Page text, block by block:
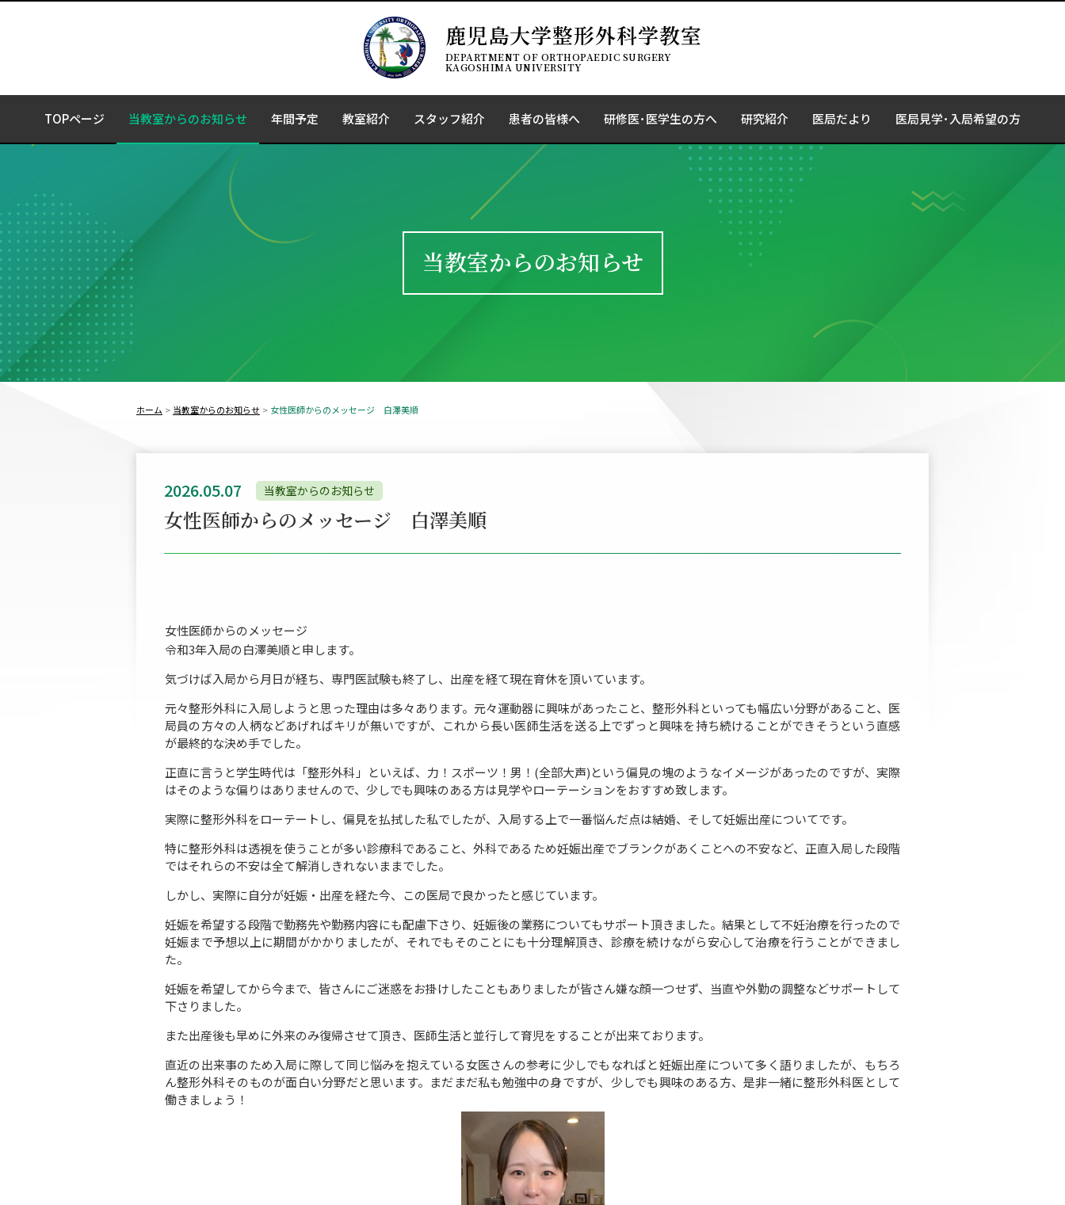
鹿児島大学整形外科学教室
DEPARTMENT OF ORTHOPAEDIC SURGERY
KAGOSHIMA UNIVERSITY
TOPページ 当教室からのお知らせ 年間予定 教室紹介 スタッフ紹介 患者の皆様へ 研修医･医学生の方へ 研究紹介 医局だより 医局見学･入局希望の方
当教室からのお知らせ
ホーム 当教室からのお知らせ 女性医師からのメッセージ 白澤美順
2026.05.07 当教室からのお知らせ
女性医師からのメッセージ 白澤美順
女性医師からのメッセージ
令和3年入局の白澤美順と申します。
気づけば入局から月日が経ち、専門医試験も終了し、出産を経て現在育休を頂いています。
元々整形外科に入局しようと思った理由は多々あります。元々運動器に興味があったこと、整形外科といっても幅広い分野があること、医
局員の方々の人柄などあげればキリが無いですが、これから長い医師生活を送る上でずっと興味を持ち続けることができそうという直感
が最終的な決め手でした。
正直に言うと学生時代は「整形外科」といえば、力！スポーツ！男！(全部大声)という偏見の塊のようなイメージがあったのですが、実際
はそのような偏りはありませんので、少しでも興味のある方は見学やローテーションをおすすめ致します。
実際に整形外科をローテートし、偏見を払拭した私でしたが、入局する上で一番悩んだ点は結婚、そして妊娠出産についてです。
特に整形外科は透視を使うことが多い診療科であること、外科であるため妊娠出産でブランクがあくことへの不安など、正直入局した段階
ではそれらの不安は全て解消しきれないままでした。
しかし、実際に自分が妊娠・出産を経た今、この医局で良かったと感じています。
妊娠を希望する段階で勤務先や勤務内容にも配慮下さり、妊娠後の業務についてもサポート頂きました。結果として不妊治療を行ったので
妊娠まで予想以上に期間がかかりましたが、それでもそのことにも十分理解頂き、診療を続けながら安心して治療を行うことができまし
た。
妊娠を希望してから今まで、皆さんにご迷惑をお掛けしたこともありましたが皆さん嫌な顔一つせず、当直や外勤の調整などサポートして
下さりました。
また出産後も早めに外来のみ復帰させて頂き、医師生活と並行して育児をすることが出来ております。
直近の出来事のため入局に際して同じ悩みを抱えている女医さんの参考に少しでもなればと妊娠出産について多く語りましたが、もちろ
ん整形外科そのものが面白い分野だと思います。まだまだ私も勉強中の身ですが、少しでも興味のある方、是非一緒に整形外科医として
働きましょう！